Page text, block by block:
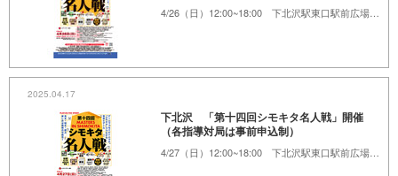
2025.04.17
下北沢 「第十四回シモキタ名人戦」開催
（各指導対局は事前申込制）